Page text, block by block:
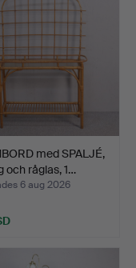
med SPALJÉ,
och råglas, 1…
6 aug 2026